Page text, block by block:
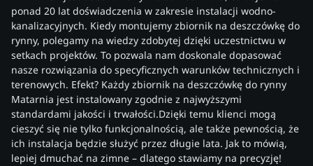
ponad 20 lat doświadczenia w zakresie instalacji wodno-
kanalizacyjnych. Kiedy montujemy zbiornik na deszczówkę do
rynny, polegamy na wiedzy zdobytej dzięki uczestnictwu w
setkach projektów. To pozwala nam doskonale dopasować
nasze rozwiązania do specyficznych warunków technicznych i
terenowych. Efekt? Każdy zbiornik na deszczówkę do rynny
Matarnia jest instalowany zgodnie z najwyższymi
standardami jakości i trwałości.Dzięki temu klienci mogą
cieszyć się nie tylko funkcjonalnością, ale także pewnością, że
ich instalacja będzie służyć przez długie lata. Jak to mówią,
lepiej dmuchać na zimne – dlatego stawiamy na precyzję!